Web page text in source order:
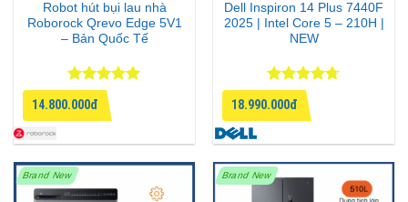
Robot hút bụi lau nhà
Roborock Qrevo Edge 5V1
– Bản Quốc Tế
Được xếp
hạng
55
sao
14.800.000đ
Dell Inspiron 14 Plus 7440F
2025 | Intel Core 5 – 210H |
NEW
Được xếp
hạng
4.67
5 sao
18.990.000đ
Brand New Brand New